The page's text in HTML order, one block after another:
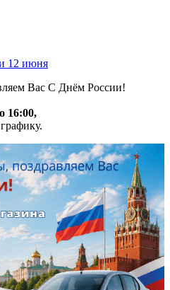
12 июня
Вас С Днём России!
16:00,